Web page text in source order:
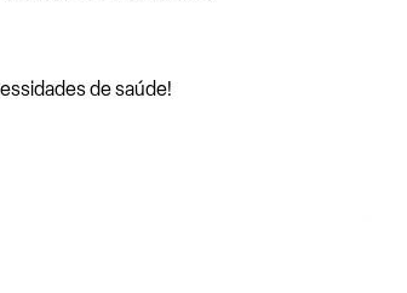
de saúde!